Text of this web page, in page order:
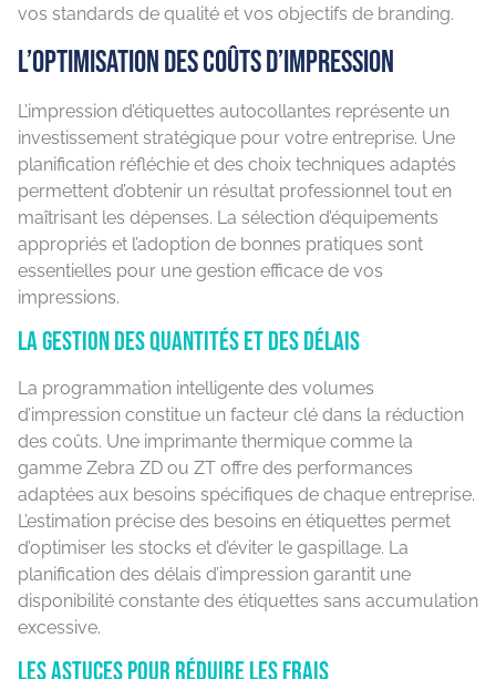
vos standards de qualité et vos objectifs de branding.
L’optimisation des coûts d’impression
L’impression d’étiquettes autocollantes représente un
investissement stratégique pour votre entreprise. Une
planification réfléchie et des choix techniques adaptés
permettent d’obtenir un résultat professionnel tout en
maîtrisant les dépenses. La sélection d’équipements
appropriés et l’adoption de bonnes pratiques sont
essentielles pour une gestion efficace de vos
impressions.
La gestion des quantités et des délais
La programmation intelligente des volumes
d’impression constitue un facteur clé dans la réduction
des coûts. Une imprimante thermique comme la
gamme Zebra ZD ou ZT offre des performances
adaptées aux besoins spécifiques de chaque entreprise.
L’estimation précise des besoins en étiquettes permet
d’optimiser les stocks et d’éviter le gaspillage. La
planification des délais d’impression garantit une
disponibilité constante des étiquettes sans accumulation
excessive.
Les astuces pour réduire les frais